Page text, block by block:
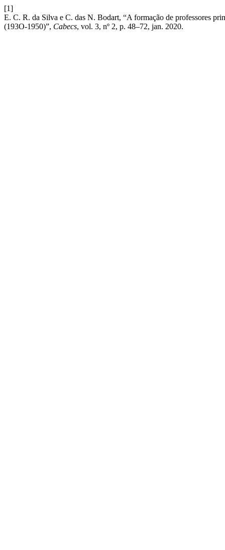
[1]
E. C. R. da Silva e C. das N. Bodart, “A formação de professores
(193O-1950)”, Cabecs, vol. 3, nº 2, p. 48–72, jan. 2020.